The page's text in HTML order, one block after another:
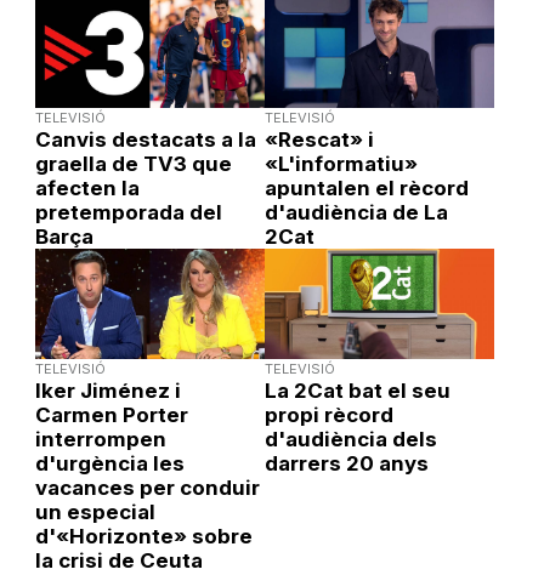
TELEVISIÓ
Canvis destacats a la
graella de TV3 que
afecten la
pretemporada del
Barça
TELEVISIÓ
«Rescat» i
«L'informatiu»
apuntalen el rècord
d'audiència de La
2Cat
TELEVISIÓ
Iker Jiménez i
Carmen Porter
interrompen
d'urgència les
vacances per conduir
un especial
d'«Horizonte» sobre
la crisi de Ceuta
TELEVISIÓ
La 2Cat bat el seu
propi rècord
d'audiència dels
darrers 20 anys